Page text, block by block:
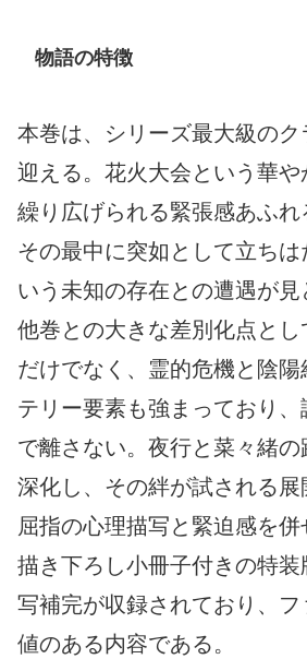
物語の特徴
本巻は、シリーズ最大級のク
迎える。花火大会という華
繰り広げられる緊張感あふれ
その最中に突如として立ちは
いう未知の存在との遭遇が見
他巻との大きな差別化点とし
だけでなく、霊的危機と陰陽
テリー要素も強まっており
で離さない。夜行と菜々緒の
深化し、その絆が試される
屈指の心理描写と緊迫感を併
描き下ろし小冊子付きの特
写補完が収録されており、
値のある内容である。